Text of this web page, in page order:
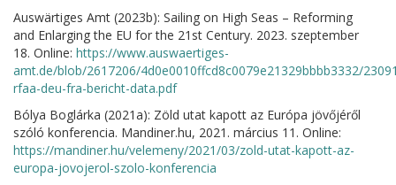
Auswärtiges Amt (2023b): Sailing on High Seas – Reforming
and Enlarging the EU for the 21st Century. 2023. szeptember
18. Online: https://www.auswaertiges-
amt.de/blob/2617206/4d0e0010ffcd8c0079e21329bbbb3332/
rfaa-deu-fra-bericht-data.pdf
Bólya Boglárka (2021a): Zöld utat kapott az Európa jövőjéről
szóló konferencia. Mandiner.hu, 2021. március 11. Online:
https://mandiner.hu/velemeny/2021/03/zold-utat-kapott-az-
europa-jovojerol-szolo-konferencia